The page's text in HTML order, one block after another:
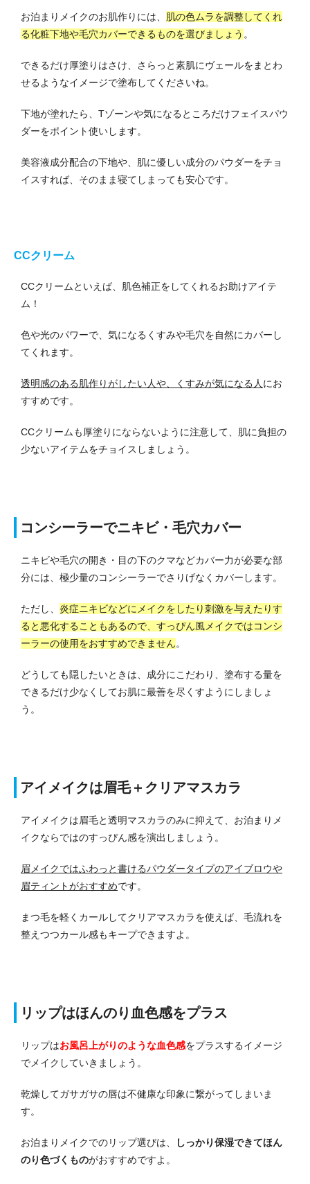
お泊まりメイクのお肌作りには、 肌の色ムラを調整してくれ
る化粧下地や毛穴カバーできるものを選びましょう 。
できるだけ厚塗りはさけ、さらっと素肌にヴェールをまとわ
せるようなイメージで塗布してくださいね。
下地が塗れたら、Tゾーンや気になるところだけフェイスパウ
ダーをポイント使いします。
美容液成分配合の下地や、肌に優しい成分のパウダーをチョ
イスすれば、そのまま寝てしまっても安心です。
CCクリーム
CCクリームといえば、肌色補正をしてくれるお助けアイテ
ム！
色や光のパワーで、気になるくすみや毛穴を自然にカバーし
てくれます。
透明感のある肌作りがしたい人や、くすみが気になる人 にお
すすめです。
CCクリームも厚塗りにならないように注意して、肌に負担の
少ないアイテムをチョイスしましょう。
コンシーラーでニキビ・毛穴カバー
ニキビや毛穴の開き・目の下のクマなどカバー力が必要な部
分には、極少量のコンシーラーでさりげなくカバーします。
ただし、 炎症ニキビなどにメイクをしたり刺激を与えたりす
ると悪化することもあるので、すっぴん風メイクではコンシ
ーラーの使用をおすすめできません。
どうしても隠したいときは、成分にこだわり、塗布する量を
できるだけ少なくしてお肌に最善を尽くすようにしましょ
う。
アイメイクは眉毛＋クリアマスカラ
アイメイクは眉毛と透明マスカラのみに抑えて、お泊まりメ
イクならではのすっぴん感を演出しましょう。
眉メイクではふわっと書けるパウダータイプのアイブロウや
眉ティントがおすすめです。
まつ毛を軽くカールしてクリアマスカラを使えば、毛流れを
整えつつカール感もキープできますよ。
リップはほんのり血色感をプラス
リップはお風呂上がりのような血色感をプラスするイメージ
でメイクしていきましょう。
乾燥してガサガサの唇は不健康な印象に繋がってしまいま
す。
お泊まりメイクでのリップ選びは、
しっかり保湿できてほん
のり色づくものがおすすめですよ。